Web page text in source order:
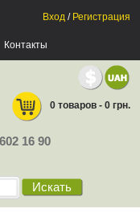
Контакты
Вход / Регистрация
16 90
Искать
0 товаров - 0 грн.